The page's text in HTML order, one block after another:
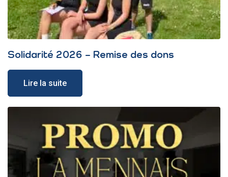
Solidarité 2026 – Remise des dons
Lire la suite